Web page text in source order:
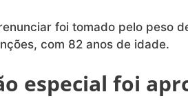
foi tomado pelo peso
com 82 anos de idade.
especial foi